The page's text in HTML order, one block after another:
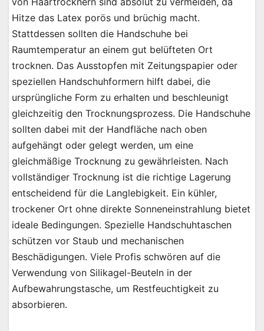
Hitze das Latex porös und brüchig macht.
Stattdessen sollten die Handschuhe bei
Raumtemperatur an einem gut belüfteten Ort
trocknen. Das Ausstopfen mit Zeitungspapier oder
speziellen Handschuhformern hilft dabei, die
ursprüngliche Form zu erhalten und beschleunigt
gleichzeitig den Trocknungsprozess. Die Handschuhe
sollten dabei mit der Handfläche nach oben
aufgehängt oder gelegt werden, um eine
gleichmäßige Trocknung zu gewährleisten. Nach
vollständiger Trocknung ist die richtige Lagerung
entscheidend für die Langlebigkeit. Ein kühler,
trockener Ort ohne direkte Sonneneinstrahlung bietet
ideale Bedingungen. Spezielle Handschuhtaschen
schützen vor Staub und mechanischen
Beschädigungen. Viele Profis schwören auf die
Verwendung von Silikagel-Beuteln in der
Aufbewahrungstasche, um Restfeuchtigkeit zu
absorbieren.